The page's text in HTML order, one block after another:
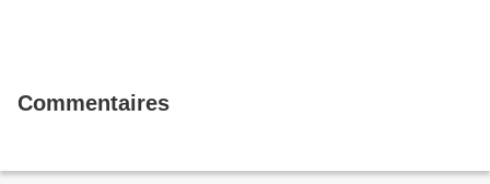
Commentaires